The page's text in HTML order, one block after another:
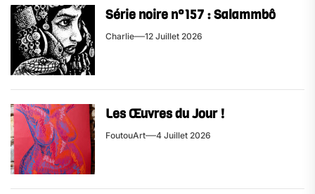
Série noire n°157 : Salammbô
Charlie 12 Juillet 2026
Les Œuvres du Jour !
FoutouArt 4 Juillet 2026